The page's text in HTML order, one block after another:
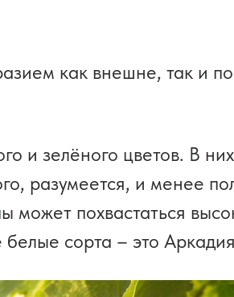
как внешне, так и
и зелёного цветов. В
разумеется, и менее
может похвастаться
сорта – это